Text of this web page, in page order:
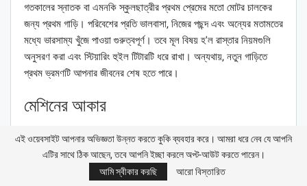
গতকালের স্নাতক বা এমনকি স্কুলছাত্রীর প্রথম প্রেমের মতো মোটর চালকের
জন্য প্রথম গাড়ি। পরিবেশের প্রতি ভালবাসা, নিজের পছন্দ এবং অন্যের মতামতের
মধ্যে ভারসাম্য খুঁজে পাওয়া গুরুত্বপূর্ণ। তবে মূল বিষয় হ'ল রাস্তার নিয়মগুলি
অনুসরণ করা এবং স্টিয়ারিং হুইল টিটারটি ধরে রাখা। অন্যথায়, নতুন গাড়িতে
প্রথম ভ্রমণটি আপনার জীবনের শেষ হতে পারে।
মেশিনের আকার
একটি শিক্ষানবিস জন্য, বড় গাড়ী প্রয়োজন হয় না, একটি ছোট গাড়ী একটি
দুর্দান্ত ক্রয়। সর্বোপরি, গাড়িগুলির ঘন স্রোতে এটিকে চালিত করা আরও বেশি
এই ওয়েবসাইট আপনার অভিজ্ঞতা উন্নত করতে কুকি ব্যবহার করে। আমরা ধরে নেব যে আপনি
এটির সাথে ঠিক আছেন, তবে আপনি ইচ্ছা করলে অপ্ট-আউট করতে পারেন।
আমি স্বীকার করছি
আরো বিস্তারিত